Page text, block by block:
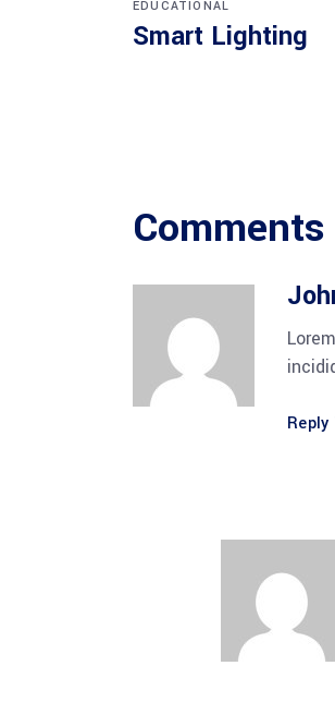
EDUCATIONAL
Smart Lighting
Comments
Reply